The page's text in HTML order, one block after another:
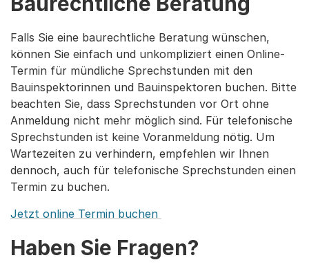
Falls Sie eine baurechtliche Beratung wünschen,
können Sie einfach und unkompliziert einen Online-
Termin für mündliche Sprechstunden mit den
Bauinspektorinnen und Bauinspektoren buchen. Bitte
beachten Sie, dass Sprechstunden vor Ort ohne
Anmeldung nicht mehr möglich sind. Für telefonische
Sprechstunden ist keine Voranmeldung nötig. Um
Wartezeiten zu verhindern, empfehlen wir Ihnen
dennoch, auch für telefonische Sprechstunden einen
Termin zu buchen.
Jetzt online Termin buchen
Haben Sie Fragen?